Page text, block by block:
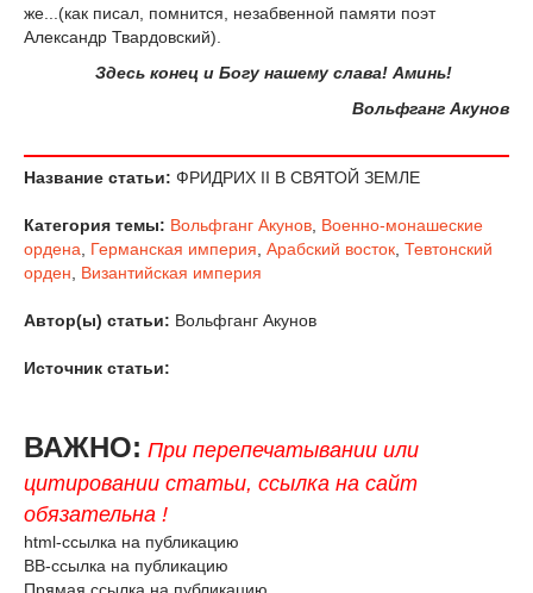
же...(как писал, помнится, незабвенной памяти поэт
Александр Твардовский).
Здесь конец и Богу нашему слава! Аминь!
Вольфганг Акунов
Название статьи: ФРИДРИХ II В СВЯТОЙ ЗЕМЛЕ
Категория темы: Вольфганг Акунов, Военно-монашеские
ордена, Германская империя, Арабский восток, Тевтонский
орден, Византийская империя
Автор(ы) статьи: Вольфганг Акунов
Источник статьи:
ВАЖНО: При перепечатывании или
цитировании статьи, ссылка на сайт
обязательна !
html-ссылка на публикацию
BB-ссылка на публикацию